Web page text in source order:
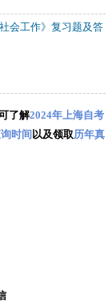
会工作》复习题及答
了解2024年上海自考
时间 以及领取历年真